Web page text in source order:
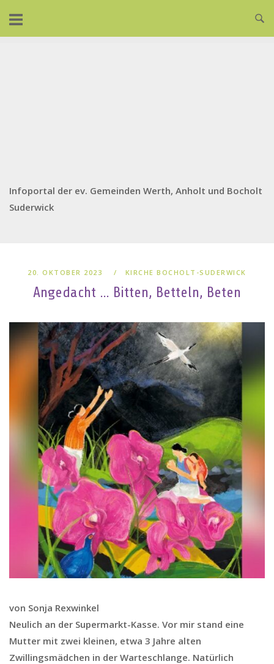
to
content
Infoportal der ev. Gemeinden Werth, Anholt und Bocholt
Suderwick
20. OKTOBER 2023 KIRCHE BOCHOLT-SUDERWICK
Angedacht … Bitten, Betteln, Beten
von Sonja Rexwinkel
Neulich an der Supermarkt-Kasse. Vor mir stand eine
Mutter mit zwei kleinen, etwa 3 Jahre alten
Zwillingsmädchen in der Warteschlange. Natürlich